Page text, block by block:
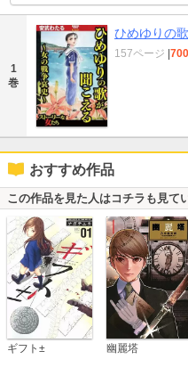
1
巻
ひめゆりの
157ページ
おすすめ作品
この作品を見た人はコチラも見て
ギフト± 幽麗塔